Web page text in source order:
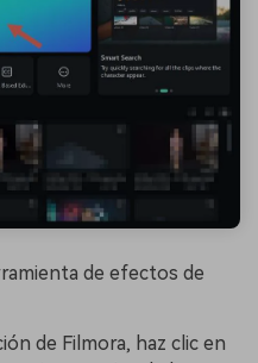
de efectos de
de Filmora, haz clic en